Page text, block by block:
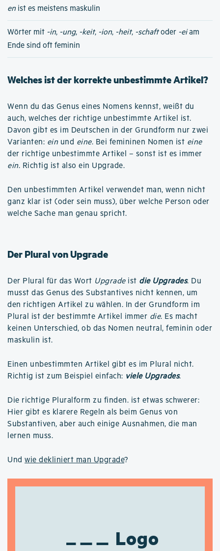
en ist es meistens maskulin
Wörter mit -in, -ung, -keit, -ion, -heit, -schaftoder -eiam
Ende sind oft feminin
Welches ist der korrekte unbestimmte Artikel?
Wenn du das Genus eines Nomens kennst, weißt du
auch, welches der richtige unbestimmte Artikel ist.
Davon gibt es im Deutschen in der Grundform nur zwei
Varianten: ein und eine. Bei femininen Nomen ist eine
der richtige unbestimmte Artikel – sonst ist es immer
ein. Richtig ist also ein Upgrade.
Den unbestimmten Artikel verwendet man, wenn nicht
ganz klar ist (oder sein muss), über welche Person oder
welche Sache man genau spricht.
Der Plural von Upgrade
Der Plural für das Wort Upgradeist die Upgrades. Du
musst das Genus des Substantives nicht kennen, um
den richtigen Artikel zu wählen. In der Grundform im
Plural ist der bestimmte Artikel immer die. Es macht
keinen Unterschied, ob das Nomen neutral, feminin oder
maskulin ist.
Einen unbestimmten Artikel gibt es im Plural nicht.
Richtig ist zum Beispiel einfach: viele Upgrades.
Die richtige Pluralform zu finden. ist etwas schwerer:
Hier gibt es klarere Regeln als beim Genus von
Substantiven, aber auch einige Ausnahmen, die man
lernen muss.
Und wie dekliniert man Upgrade?
Logo